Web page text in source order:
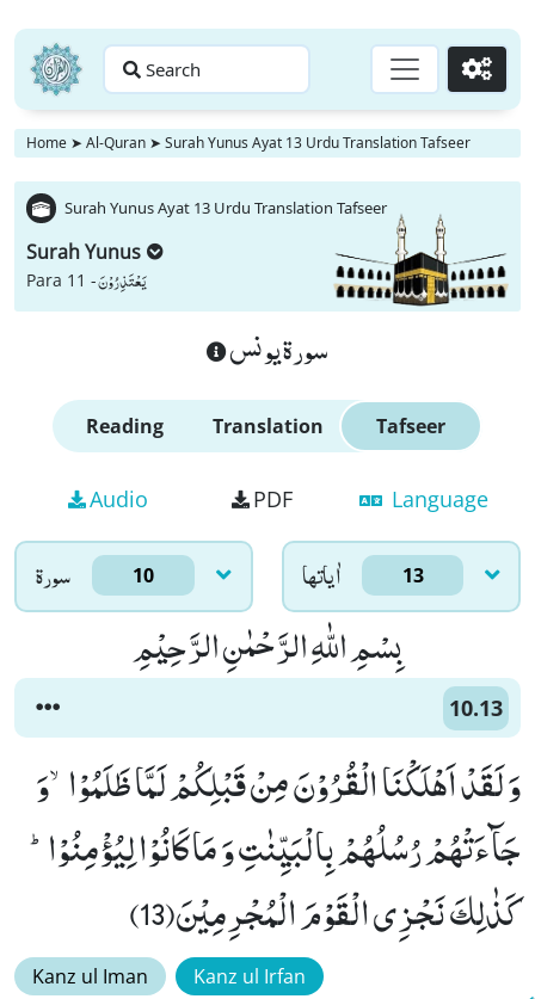
Search Go
Home ➤ Al-Quran ➤ Surah Yunus Ayat 13 Urdu Translation Tafseer
Surah Yunus Ayat 13 Urdu Translation Tafseer
Surah Yunus
Para 11 -یَعْتَذِرُوْنَ
سورة يونس
Reading Translation Tafseer
Audio PDF Language
سورۃ 10 اٰياتها 13
بِسْمِ اللّٰهِ الرَّحْمٰنِ الرَّحِیْمِ
10.13
وَ لَقَدْ اَهْلَكْنَا الْقُرُوْنَ مِنْ قَبْلِكُمْ لَمَّا ظَلَمُوْاۙ-وَ
جَآءَتْهُمْ رُسُلُهُمْ بِالْبَیِّنٰتِ وَ مَا كَانُوْا لِیُؤْمِنُوْاؕ-
كَذٰلِكَ نَجْزِی الْقَوْمَ الْمُجْرِمِیْنَ(13)
Kanz ul Iman Kanz ul Irfan